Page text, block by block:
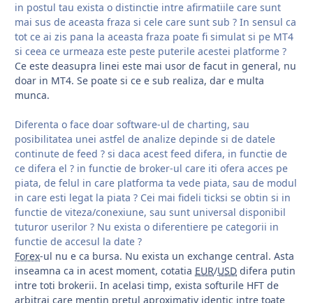
in postul tau exista o distinctie intre afirmatiile care sunt
mai sus de aceasta fraza si cele care sunt sub ? In sensul ca
tot ce ai zis pana la aceasta fraza poate fi simulat si pe MT4
si ceea ce urmeaza este peste puterile acestei platforme ?
Ce este deasupra linei este mai usor de facut in general, nu
doar in MT4. Se poate si ce e sub realiza, dar e multa
munca.
Diferenta o face doar software-ul de charting, sau
posibilitatea unei astfel de analize depinde si de datele
continute de feed ? si daca acest feed difera, in functie de
ce difera el ? in functie de broker-ul care iti ofera acces pe
piata, de felul in care platforma ta vede piata, sau de modul
in care esti legat la piata ? Cei mai fideli ticksi se obtin si in
functie de viteza/conexiune, sau sunt universal disponibil
tuturor userilor ? Nu exista o diferentiere pe categorii in
functie de accesul la date ?
Forex-ul nu e ca bursa. Nu exista un exchange central. Asta
inseamna ca in acest moment, cotatia EUR/USD difera putin
intre toti brokerii. In acelasi timp, exista softurile HFT de
arbitraj care mentin pretul aproximativ identic intre toate